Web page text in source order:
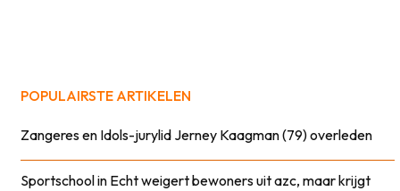
POPULAIRSTE ARTIKELEN
Zangeres en Idols-jurylid Jerney Kaagman (79) overleden
Sportschool in Echt weigert bewoners uit azc, maar krijgt